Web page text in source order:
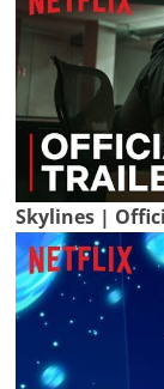
Skylines |